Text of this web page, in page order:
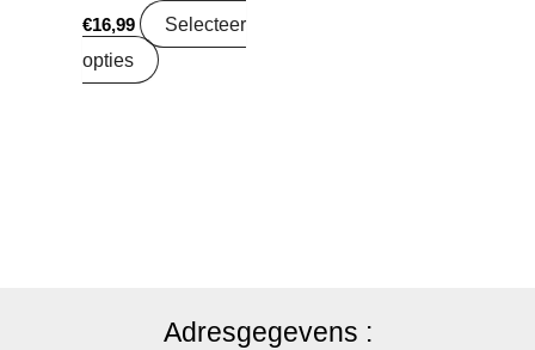
€16,99
Selecteer
opties
Adresgegevens :